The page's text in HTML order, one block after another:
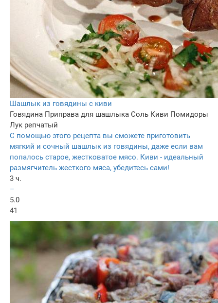
Шашлык из говядины с киви
Говядина Приправа для шашлыка Соль Киви Помидоры
Лук репчатый
С помощью этого рецепта вы сможете приготовить
мягкий и сочный шашлык из говядины, даже если вам
попалось старое, жестковатое мясо. Киви - идеальный
размягчитель жесткого мяса, убедитесь сами!
3 ч.
–
5.0
41